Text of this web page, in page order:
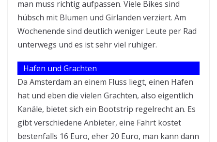
man muss richtig aufpassen. Viele Bikes sind
hübsch mit Blumen und Girlanden verziert. Am
Wochenende sind deutlich weniger Leute per Rad
unterwegs und es ist sehr viel ruhiger.
Hafen und Grachten
Da Amsterdam an einem Fluss liegt, einen Hafen
hat und eben die vielen Grachten, also eigentlich
Kanäle, bietet sich ein Bootstrip regelrecht an. Es
gibt verschiedene Anbieter, eine Fahrt kostet
bestenfalls 16 Euro, eher 20 Euro, man kann dann